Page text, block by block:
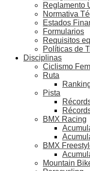
Reglamento
Normativa
Estados
Formularios
Requisitos
Políticas de
Disciplinas
Ciclismo
Ruta
Pista
BMX Racing
BMX
Mountain